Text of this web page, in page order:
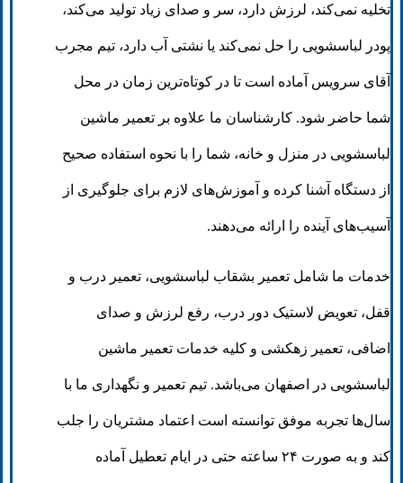
تخلیه نمی‌کند، لرزش دارد، سر و صدای زیاد تولید می‌کند،
پودر لباسشویی را حل نمی‌کند یا نشتی آب دارد، تیم مجرب
آقای سرویس آماده است تا در کوتاه‌ترین زمان در محل
شما حاضر شود. کارشناسان ما علاوه بر تعمیر ماشین
لباسشویی در منزل و خانه، شما را با نحوه استفاده صحیح
از دستگاه آشنا کرده و آموزش‌های لازم برای جلوگیری از
آسیب‌های آینده را ارائه می‌دهند.
خدمات ما شامل تعمیر بشقاب لباسشویی، تعمیر درب و
قفل، تعویض لاستیک دور درب، رفع لرزش و صدای
اضافی، تعمیر زهکشی و کلیه خدمات تعمیر ماشین
لباسشویی در اصفهان می‌باشد. تیم تعمیر و نگهداری ما با
سال‌ها تجربه موفق توانسته است اعتماد مشتریان را جلب
کند و به صورت ۲۴ ساعته حتی در ایام تعطیل آماده